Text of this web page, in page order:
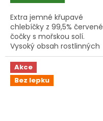
Extra jemné křupavé
chlebíčky z 99,5% červené
čočky s mořskou solí.
Vysoký obsah rostlinných
bílkovin (25%) a vlákniny.
Vhodné pro vegany a
celiaky.
Akce
Bez lepku